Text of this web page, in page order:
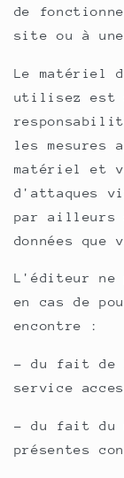
de
site ou à
Le matériel
utilisez est
les mesures
matériel et
d'attaques
par ailleurs
données que
L'éditeur ne
en cas de
encontre :
- du fait de
service
- du fait du
présentes